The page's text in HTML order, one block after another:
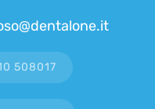
508017